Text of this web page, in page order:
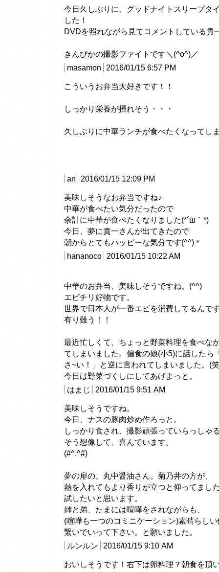
今日久しぶりに、グッドナイトスリープタ
した！
DVDを照れながら見てコメントしている貴
きんぴかの撮影ファイトです＼(^o^)／
masamon
2016/01/15 6:57 PM
こういうお弁当大好きです！！
しっかり栄養が摂れそう・・・
久しぶりに中華ランチが食べたくなってし
an 2016/01/15 12:09 PM
美味しそうなお弁当ですね♪
中華が食べたい気分だったので
余計に中華が食べたくなりました(*´ш｀*)
今日、夢に貴一さんが出てきたので
朝からとてもハッピーな気分です(^^)＊
hananoco
2016/01/15 10:22 AM
中華のお弁当、美味しそうですね。(^^)
エビチリ好物です。
世界で日本人が一番エビを消費してるんで
有り難う！！
最近忙しくて、ちょっと野菜料理を食べな
てしまいました。偏食の娘(小5)に話したら
さ~い！」と逆に言われてしまいました。(
今日は野菜づくしにしてあげよっと。
はまじ
2016/01/15 9:51 AM
美味しそうですね。
今日、ナスの豚肉炒め作ろっと。
しっかり食され、撮影頑張っていらっしゃ
そう想像して、喜んでいます。
(#^.^#)
夢の扉の、丸中醤油さん。菊乃井の方が、
熱を入れてもより香りが立つと仰ってまし
試したいと思います。
姉と弟、たまには喧嘩をされながらも、
(喧嘩も一つのコミニケーション)素晴らし
繋いでいって下さい。と願いました。
ルンルン
2016/01/15 9:10 AM
おいしそうです！右下は卵料理？朝食を頂